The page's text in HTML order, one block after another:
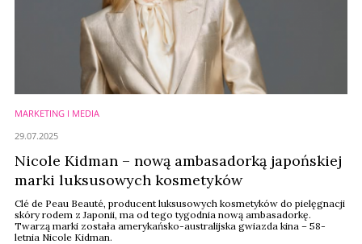
MARKETING I MEDIA
Nicole Kidman – nową ambasadorką japońskiej
marki luksusowych kosmetyków
Clé de Peau Beauté, producent luksusowych kosmetyków do pielęgnacji
skóry rodem z Japonii, ma od tego tygodnia nową ambasadorkę.
Twarzą marki została amerykańsko-australijska gwiazda kina – 58-
letnia Nicole Kidman.
29.07.2025